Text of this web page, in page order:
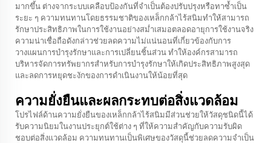
มากขึ้น ต่างจากระบบเคลือบป้องกันที่จำเป็นต้องปรับปรุงหรือทาซ้ำเป็น
ระยะ ๆ ความทนทานโดยธรรมชาติของเหล็กกล้าไร้สนิมทำให้สามารถ
รักษาประสิทธิภาพในการใช้งานอย่างสม่ำเสมอตลอดอายุการใช้งานจริง
ความน่าเชื่อถือดังกล่าวช่วยลดความไม่แน่นอนที่เกี่ยวข้องกับการ
วางแผนการบำรุงรักษาและการเปลี่ยนชิ้นส่วน ทำให้องค์กรสามารถ
บริหารจัดการทรัพยากรสำหรับการบำรุงรักษาให้เกิดประสิทธิภาพสูงสุด
และลดการหยุดชะงักของการดำเนินงานให้น้อยที่สุด
ความยั่งยืนและผลกระทบต่อสิ่งแวดล้อม
โปรไฟล์ด้านความยั่งยืนของเหล็กกล้าไร้สนิมมีส่วนช่วยให้วัสดุชนิดนี้ได้
รับความนิยมในงานประยุกต์ใช้ต่าง ๆ ที่ให้ความสำคัญกับความรับผิด
ชอบต่อสิ่งแวดล้อม ความทนทานเป็นพิเศษของวัสดุนี้ช่วยลดความจำเป็น